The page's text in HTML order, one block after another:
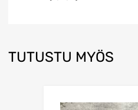
TUTUSTU MYÖS